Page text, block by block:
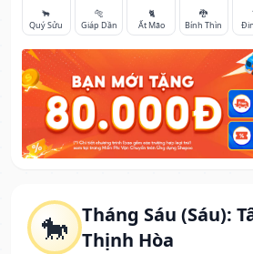
🐎 Tháng Sáu (Sáu):
Thịnh Hòa
🐂
Quý Sửu
🐅
Giáp Dần
🐈
Ất Mão
🐉
Bính Thìn